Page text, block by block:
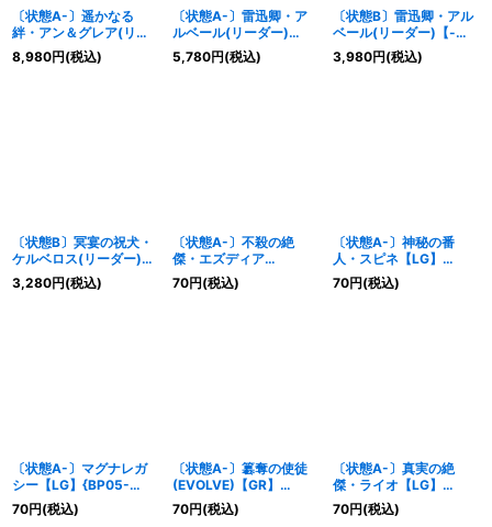
〔状態A-〕遥かなる
絆・アン＆グレア(リー
ダー)【-】{BP05-
LD03}《ウィッチ》
8,980円(税込)
〔状態A-〕雷迅卿・ア
ルベール(リーダー)
【-】{BP05-LD02}《ロ
イヤル》
5,780円(税込)
〔状態B〕雷迅卿・アル
ベール(リーダー)【-】
{BP05-LD02}《ロイヤ
ル》
3,980円(税込)
〔状態B〕冥宴の祝犬・
ケルベロス(リーダー)
【-】{BP05-LD05}《ナ
イトメア》
3,280円(税込)
〔状態A-〕不殺の絶
傑・エズディア
(EVOLVE)【LG】
{BP05-002}《エルフ》
70円(税込)
〔状態A-〕神秘の番
人・スピネ【LG】
{BP05-003}《エルフ》
70円(税込)
〔状態A-〕マグナレガ
シー【LG】{BP05-
020}《ロイヤル》
70円(税込)
〔状態A-〕簒奪の使徒
(EVOLVE)【GR】
{BP05-022}《ロイヤ
ル》
70円(税込)
〔状態A-〕真実の絶
傑・ライオ【LG】
{BP05-035}《ウィッ
チ》
70円(税込)